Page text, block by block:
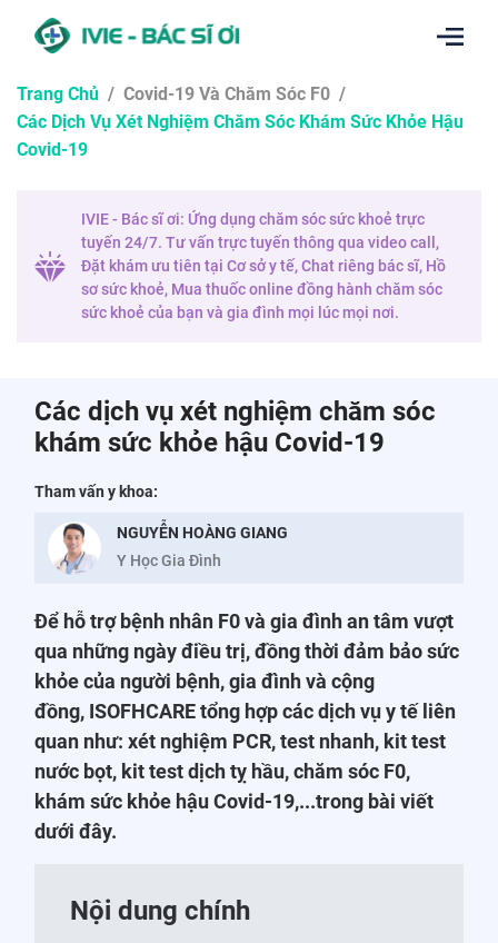
Trang Chủ / Covid-19 Và Chăm Sóc F0 /
Các Dịch Vụ Xét Nghiệm Chăm Sóc Khám Sức Khỏe Hậu
Covid-19
IVIE - Bác sĩ ơi: Ứng dụng chăm sóc sức khoẻ trực
tuyến 24/7. Tư vấn trực tuyến thông qua video call,
Đặt khám ưu tiên tại Cơ sở y tế, Chat riêng bác sĩ, Hồ
sơ sức khoẻ, Mua thuốc online đồng hành chăm sóc
sức khoẻ của bạn và gia đình mọi lúc mọi nơi.
Các dịch vụ xét nghiệm chăm sóc
khám sức khỏe hậu Covid-19
Tham vấn y khoa:
NGUYỄN HOÀNG GIANG
Y Học Gia Đình
Để hỗ trợ bệnh nhân F0 và gia đình an tâm vượt
qua những ngày điều trị, đồng thời đảm bảo sức
khỏe của người bệnh, gia đình và cộng
đồng, ISOFHCARE tổng hợp các dịch vụ y tế liên
quan như: xét nghiệm PCR, test nhanh, kit test
nước bọt, kit test dịch tỵ hầu, chăm sóc F0,
khám sức khỏe hậu Covid-19,...trong bài viết
dưới đây.
Nội dung chính